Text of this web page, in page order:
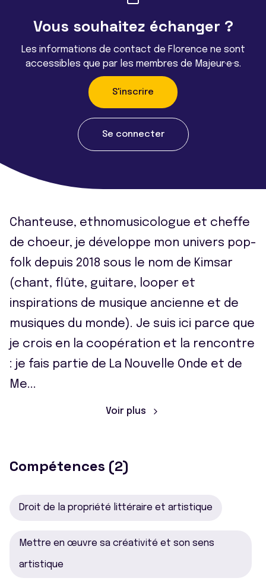
Vous souhaitez échanger ?
Les informations de contact de Florence ne sont
accessibles que par les membres de Majeur·e·s.
S'inscrire
Se connecter
Chanteuse, ethnomusicologue et cheffe
de choeur, je développe mon univers pop-
folk depuis 2018 sous le nom de Kimsar
(chant, flûte, guitare, looper et
inspirations de musique ancienne et de
musiques du monde). Je suis ici parce que
je crois en la coopération et la rencontre
: je fais partie de La Nouvelle Onde et de
Me...
Voir plus
Compétences (2)
Droit de la propriété littéraire et artistique
Mettre en œuvre sa créativité et son sens
artistique